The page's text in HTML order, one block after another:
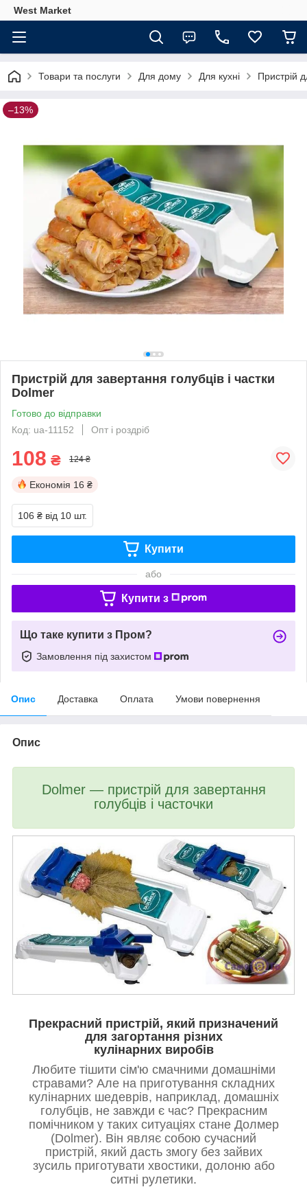
West Market
Товари та послуги Для дому Для кухні Пристрій
–13%
Пристрій для завертання голубців і частки
Dolmer
Готово до відправки
Код: ua-11152
Опт і роздріб
108 ₴ 124 ₴
Економія 16 ₴
106 ₴ від 10 шт.
Купити
або
Купити з
Що таке купити з Пром?
Замовлення під захистом
Опис Доставка Оплата Умови повернення
Опис
Dolmer — пристрій для завертання
голубців і часточки
Прекрасний пристрій, який призначений
для загортання різних
кулінарних виробів
Любите тішити сім'ю смачними домашніми
стравами? Але на приготування складних
кулінарних шедеврів, наприклад, домашніх
голубців, не завжди є час? Прекрасним
помічником у таких ситуаціях стане Долмер
(Dolmer). Він являє собою сучасний
пристрій, який дасть змогу без зайвих
зусиль приготувати хвостики, долоню або
ситні рулетики.